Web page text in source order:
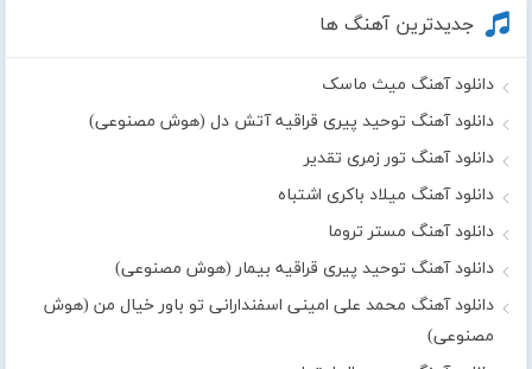
جدیدترین آهنگ ها
دانلود آهنگ میث ماسک
دانلود آهنگ توحید پیری قراقیه آتش دل (هوش مصنوعی)
دانلود آهنگ تور زمری تقدیر
دانلود آهنگ میلاد باکری اشتباه
دانلود آهنگ مستر تروما
دانلود آهنگ توحید پیری قراقیه بیمار (هوش مصنوعی)
دانلود آهنگ محمد علی امینی اسفندارانی تو باور خیال من (هوش
مصنوعی)